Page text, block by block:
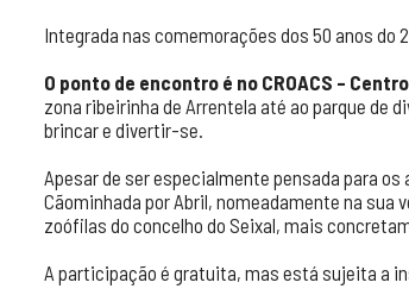
Integrada nas comemorações dos 50 anos do
O ponto de encontro é no CROACS –
zona ribeirinha de Arrentela até ao parque de
brincar e divertir-se.
Apesar de ser especialmente pensada para
Cãominhada por Abril, nomeadamente na
zoófilas do concelho do Seixal, mais
A participação é gratuita, mas está sujeita a